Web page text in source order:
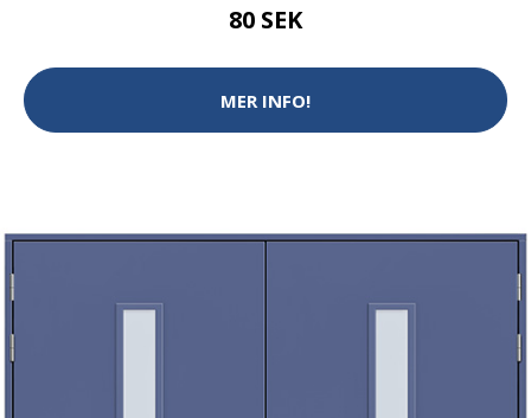
80 SEK
MER INFO!